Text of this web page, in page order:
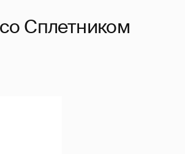
Сплетником